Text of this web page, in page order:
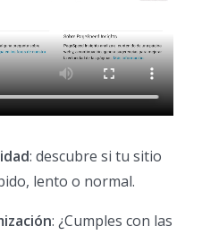
: descubre si tu sitio
lento o normal.
: ¿Cumples con las